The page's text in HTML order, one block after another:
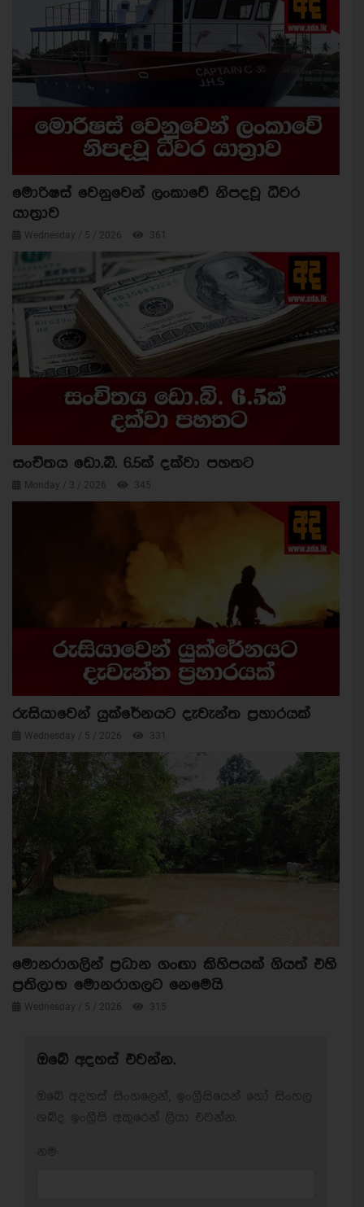
මොරිෂස් වෙනුවෙන් ලංකාවේ නිපදවූ ධීවර
යාත්‍රාව
Wednesday / 5 / 2026 361
සංචිතය ඩො.බි. 6.5ක් දක්වා පහතට
Monday / 3 / 2026 345
රුසියාවෙන් යුක්රේනයට දැවැන්ත ප්‍රහාරයක්
Wednesday / 5 / 2026 331
මොනරාගලින් ප්‍රධාන ගංඟා කිහිපයක් ගියත් එහි
ප්‍රතිලාභ මොනරාගලට නෙමෙයි
Wednesday / 5 / 2026 315
ඔබේ අදහස් එවන්න.